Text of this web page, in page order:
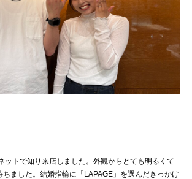
ットで知り来店しました。外観からとても明るくて
ちました。結婚指輪に 「LAPAGE」 を選んだきっかけ